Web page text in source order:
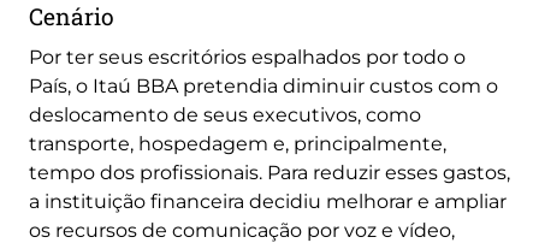
Cenário
Por ter seus escritórios espalhados por todo o
País, o Itaú BBA pretendia diminuir custos com o
deslocamento de seus executivos, como
transporte, hospedagem e, principalmente,
tempo dos profissionais. Para reduzir esses gastos,
a instituição financeira decidiu melhorar e ampliar
os recursos de comunicação por voz e vídeo,